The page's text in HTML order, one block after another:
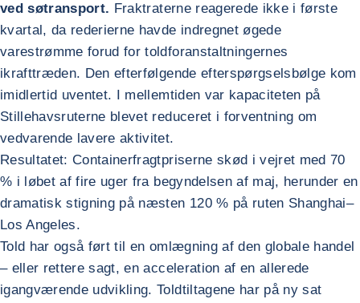
ved søtransport. Fraktraterne reagerede ikke i første
kvartal, da rederierne havde indregnet øgede
varestrømme forud for toldforanstaltningernes
ikrafttræden. Den efterfølgende efterspørgselsbølge kom
imidlertid uventet. I mellemtiden var kapaciteten på
Stillehavsruterne blevet reduceret i forventning om
vedvarende lavere aktivitet.
Resultatet: Containerfragtpriserne skød i vejret med 70
% i løbet af fire uger fra begyndelsen af maj, herunder en
dramatisk stigning på næsten 120 % på ruten Shanghai–
Los Angeles.
Told har også ført til en omlægning af den globale handel
– eller rettere sagt, en acceleration af en allerede
igangværende udvikling. Toldtiltagene har på ny sat